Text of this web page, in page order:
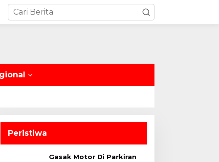
Peristiwa
Gasak Motor Di Parkiran